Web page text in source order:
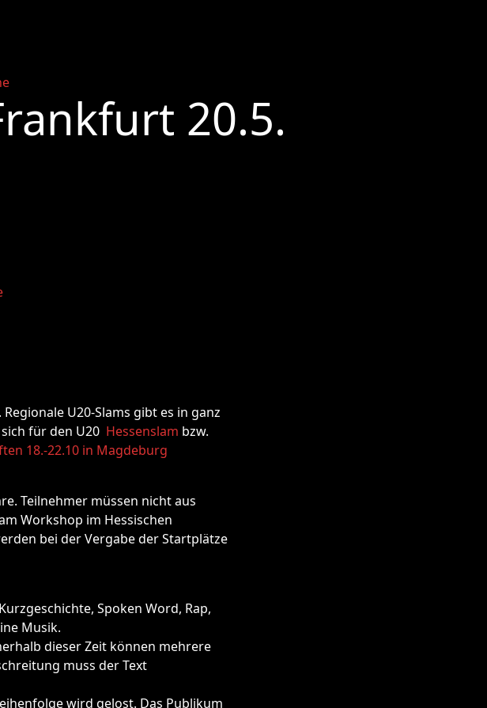
20.5.
U20-Slams gibt es in ganz
für den U20 Hessenslam bzw.
18.-22.10 in Magdeburg
Teilnehmer müssen nicht aus
Workshop im Hessischen
bei der Vergabe der Startplätze
Spoken Word, Rap,
Musik.
dieser Zeit können mehrere
muss der Text
wird gelost. Das Publikum